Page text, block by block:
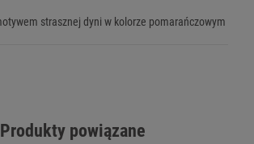
strasznej dyni w kolorze pomarańczowym
Produkty powiązane